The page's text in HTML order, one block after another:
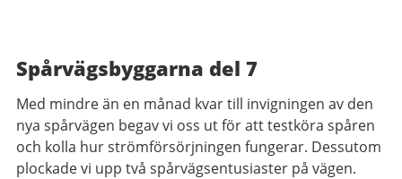
Spårvägsbyggarna del 7
Med mindre än en månad kvar till invigningen av den
nya spårvägen begav vi oss ut för att testköra spåren
och kolla hur strömförsörjningen fungerar. Dessutom
plockade vi upp två spårvägsentusiaster på vägen.